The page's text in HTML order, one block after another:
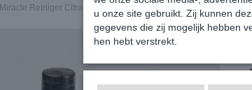
Miracle Reiniger Citroen 1Lu onze site gebruikt. Zij kunnen
gegevens die zij mogelijk hebben
hen hebt verstrekt.